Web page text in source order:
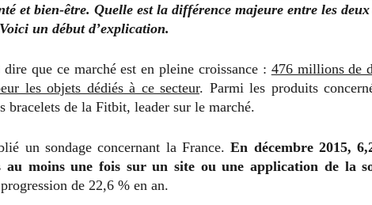
et bien-être. Quelle est la différence majeure entre les
un début d’explication.
que ce marché est en pleine croissance : 476 millions de
les objets dédiés à ce secteur. Parmi les produits
bracelets de la Fitbit, leader sur le marché.
un sondage concernant la France.En décembre 2015,
au moins une fois sur un site ou une application de la
de 22,6 % en an.